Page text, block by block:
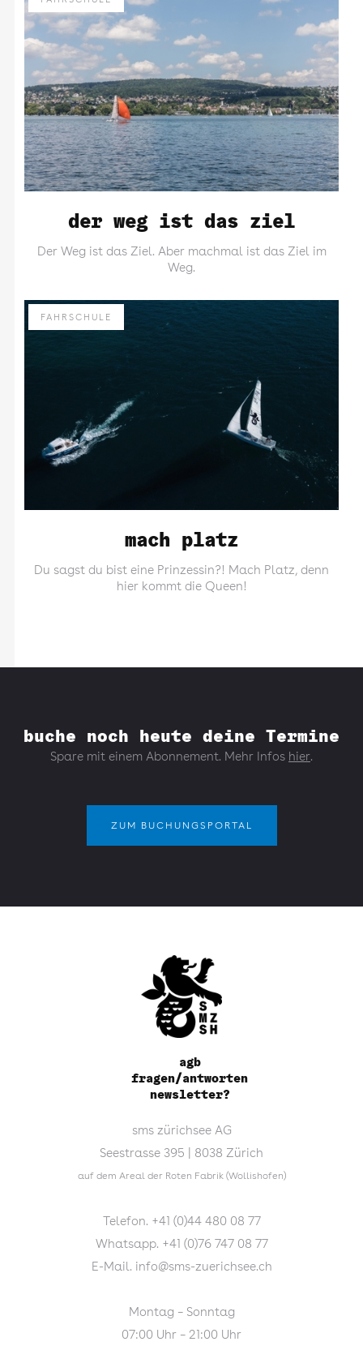
der weg ist das ziel
Der Weg ist das Ziel. Aber machmal ist das Ziel im
Weg.
mach platz
Du sagst du bist eine Prinzessin?! Mach Platz, denn
hier kommt die Queen!
FAHRSCHULE
buche noch heute deine Termine
Spare mit einem Abonnement. Mehr Infos hier.
ZUM BUCHUNGSPORTAL
agb
fragen/antworten
newsletter?
sms zürichsee AG
Seestrasse 395 | 8038 Zürich
auf dem Areal der Roten Fabrik (Wollishofen)
Telefon. +41 (0)44 480 08 77
Whatsapp. +41 (0)76 747 08 77
E-Mail. info@sms-zuerichsee.ch
Montag – Sonntag
07:00 Uhr – 21:00 Uhr